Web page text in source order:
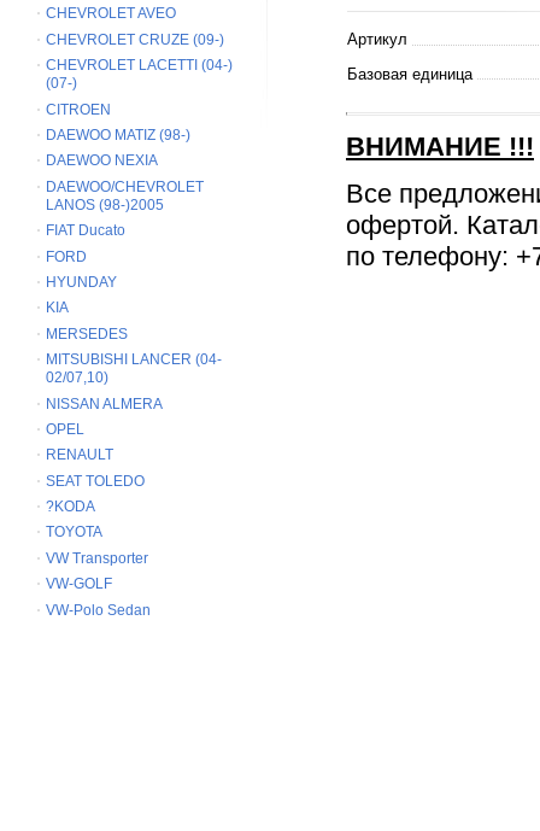
CHEVROLET AVEO
CHEVROLET CRUZE (09-)
CHEVROLET LACETTI (04-)
(07-)
CITROEN
DAEWOO MATIZ (98-)
DAEWOO NEXIA
DAEWOO/CHEVROLET
LANOS (98-)2005
FIAT Ducato
FORD
HYUNDAY
KIA
MERSEDES
MITSUBISHI LANCER (04-
02/07,10)
NISSAN ALMERA
OPEL
RENAULT
SEAT TOLEDO
?KODA
TOYOTA
VW Transporter
VW-GOLF
VW-Polo Sedan
Артикул
Базовая единица
ВНИМАНИЕ !!!
Все
офертой.
по телефону: